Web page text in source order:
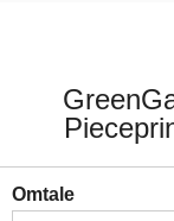
Omtale